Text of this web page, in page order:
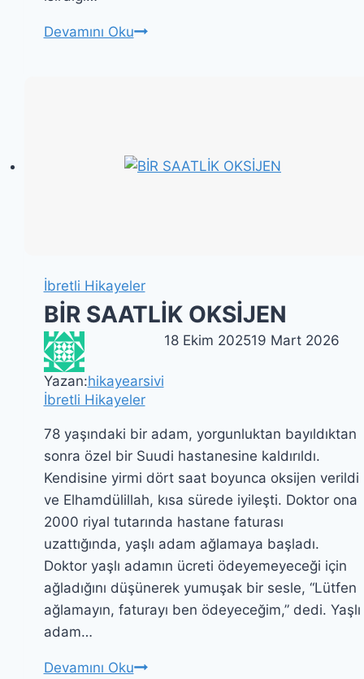
Devamını OkuANNE
İbretli Hikayeler
BİR SAATLİK OKSİJEN
Yazan:hikayearsivi
18 Ekim 202519 Mart 2026
İbretli Hikayeler
78 yaşındaki bir adam, yorgunluktan bayıldıktan
sonra özel bir Suudi hastanesine kaldırıldı.
Kendisine yirmi dört saat boyunca oksijen verildi
ve Elhamdülillah, kısa sürede iyileşti. Doktor ona
2000 riyal tutarında hastane faturası
uzattığında, yaşlı adam ağlamaya başladı.
Doktor yaşlı adamın ücreti ödeyemeyeceği için
ağladığını düşünerek yumuşak bir sesle, “Lütfen
ağlamayın, faturayı ben ödeyeceğim,” dedi. Yaşlı
adam…
Devamını OkuBİR